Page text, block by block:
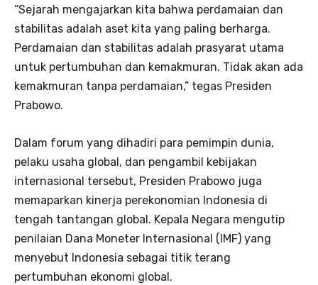
“Sejarah mengajarkan kita bahwa perdamaian dan
stabilitas adalah aset kita yang paling berharga.
Perdamaian dan stabilitas adalah prasyarat utama
untuk pertumbuhan dan kemakmuran. Tidak akan ada
kemakmuran tanpa perdamaian,” tegas Presiden
Prabowo.
Dalam forum yang dihadiri para pemimpin dunia,
pelaku usaha global, dan pengambil kebijakan
internasional tersebut, Presiden Prabowo juga
memaparkan kinerja perekonomian Indonesia di
tengah tantangan global. Kepala Negara mengutip
penilaian Dana Moneter Internasional (IMF) yang
menyebut Indonesia sebagai titik terang
pertumbuhan ekonomi global.